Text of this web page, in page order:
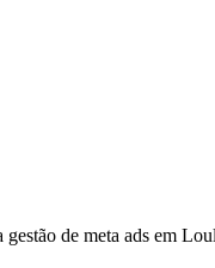
de meta ads em